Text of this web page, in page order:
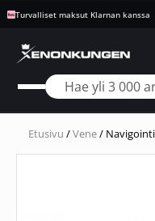
Turvalliset maksut Klarnan kanssa
Etusivu /Vene/